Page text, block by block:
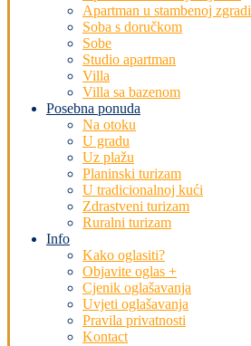
Apartman u stambenoj zgradi
Soba s doručkom
Sobe
Studio apartman
Villa
Villa sa bazenom
Posebna ponuda
Na otoku
U gradu
Uz plažu
Planinski turizam
U tradicionalnoj kući
Zdrastveni turizam
Ruralni turizam
Info
Kako oglasiti?
Objavite oglas +
Cjenik oglašavanja
Uvjeti oglašavanja
Pravila privatnosti
Kontact